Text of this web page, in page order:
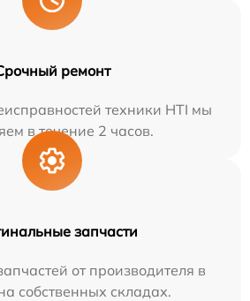
ремонт
техники HTI мы
в течение 2 часов.
запчасти
от производителя в
собственных складах.